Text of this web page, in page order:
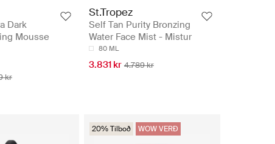
Dark
Mousse
kr
St.Tropez
Self Tan Purity Bronzing
Water Face Mist - Mistur
80 ML
3.831 kr 4.789 kr
20% Tilboð WOW VERÐ